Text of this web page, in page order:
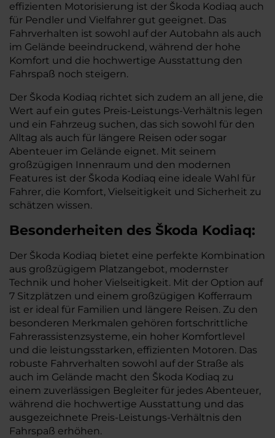
effizienten Motorisierung ist der Škoda Kodiaq auch
für Pendler und Vielfahrer gut geeignet. Das
Fahrverhalten ist sowohl auf der Autobahn als auch
im Gelände beeindruckend, während der hohe
Komfort und die hochwertige Ausstattung den
Fahrspaß noch steigern.
Der Škoda Kodiaq richtet sich zudem an all jene, die
Wert auf ein gutes Preis-Leistungs-Verhältnis legen
und ein Fahrzeug suchen, das sich sowohl für den
Alltag als auch für längere Reisen oder sogar
Abenteuer im Gelände eignet. Mit seinem
großzügigen Innenraum und den modernen
Features ist der Škoda Kodiaq eine ideale Wahl für
Fahrer, die Komfort, Vielseitigkeit und Sicherheit zu
schätzen wissen.
Besonderheiten des Škoda Kodiaq:
Der Škoda Kodiaq bietet eine perfekte Kombination
aus großzügigem Platzangebot, modernster
Technik und hoher Vielseitigkeit. Mit der Option auf
7 Sitzplätzen und einem großzügigen Kofferraum
ist er ideal für Familien und längere Reisen. Zu den
besonderen Merkmalen gehören fortschrittliche
Fahrerassistenzsysteme, ein hoher Komfortlevel
und die leistungsstarken, effizienten Motoren. Das
robuste Fahrverhalten sowohl auf der Straße als
auch im Gelände macht den Škoda Kodiaq zu
einem zuverlässigen Begleiter für jedes Abenteuer,
während die hochwertige Ausstattung und das
ausgezeichnete Preis-Leistungs-Verhältnis den
Fahrspaß erhöhen.